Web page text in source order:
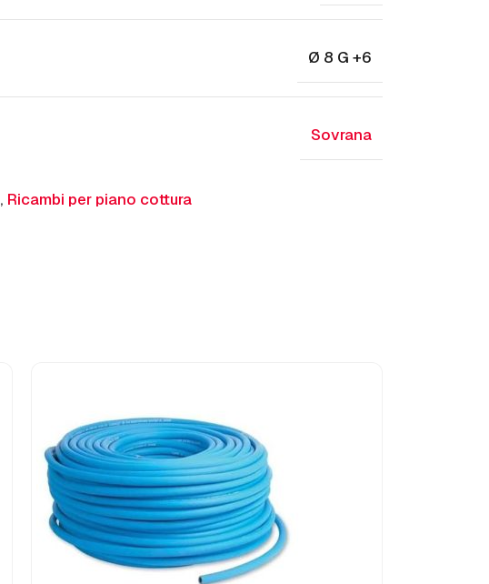
Ø 8 G +6
Sovrana
, Ricambi per piano cottura